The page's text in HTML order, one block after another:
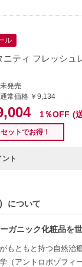
ル
ニティ フレッシュ
発売
常価格 ￥9,134
1％OFF (
セットでお得！
ント
について
ガニック化粧品を世
もともと持つ自然治
（アントロポゾフィ